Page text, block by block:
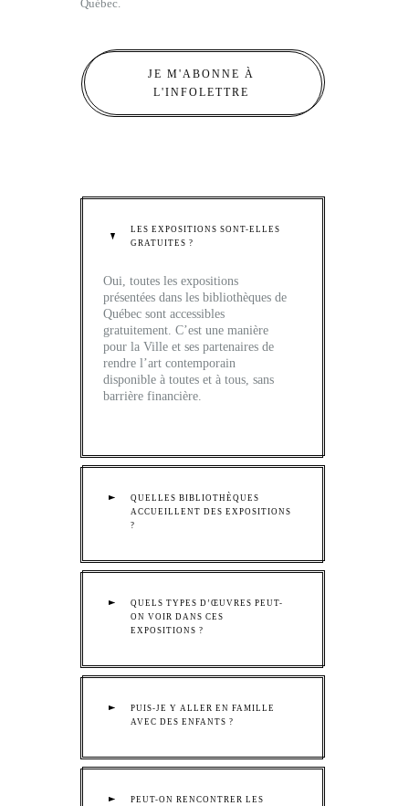
Québec.
JE M'ABONNE À
L'INFOLETTRE
LES EXPOSITIONS SONT-ELLES
GRATUITES ?
Oui, toutes les expositions
présentées dans les bibliothèques de
Québec sont accessibles
gratuitement. C’est une manière
pour la Ville et ses partenaires de
rendre l’art contemporain
disponible à toutes et à tous, sans
barrière financière.
QUELLES BIBLIOTHÈQUES
ACCUEILLENT DES EXPOSITIONS
?
QUELS TYPES D’ŒUVRES PEUT-
ON VOIR DANS CES
EXPOSITIONS ?
PUIS-JE Y ALLER EN FAMILLE
AVEC DES ENFANTS ?
PEUT-ON RENCONTRER LES